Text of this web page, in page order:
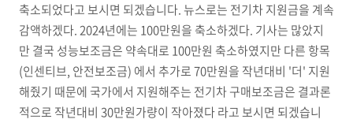
축소되었다고 보시면 되겠습니다. 뉴스로는 전기차 지원금을 계속
감액하겠다. 2024년에는 100만원을 축소하겠다. 기사는 많았지
만 결국 성능보조금은 약속대로 100만원 축소하였지만 다른 항목
(인센티브, 안전보조금) 에서 추가로 70만원을 작년대비 '더' 지원
해줬기 때문에 국가에서 지원해주는 전기차 구매보조금은 결과론
적으로 작년대비 30만원가량이 작아졌다 라고 보시면 되겠습니